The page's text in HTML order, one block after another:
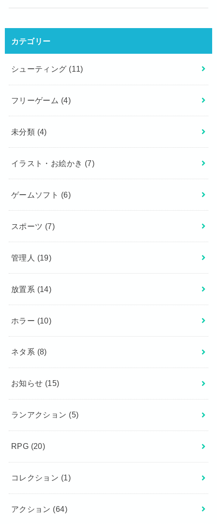
カテゴリー
シューティング (11)
フリーゲーム (4)
未分類 (4)
イラスト・お絵かき (7)
ゲームソフト (6)
スポーツ (7)
管理人 (19)
放置系 (14)
ホラー (10)
ネタ系 (8)
お知らせ (15)
ランアクション (5)
RPG (20)
コレクション (1)
アクション (64)